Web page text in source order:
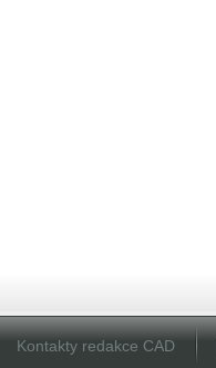
Kontakty redakce CAD